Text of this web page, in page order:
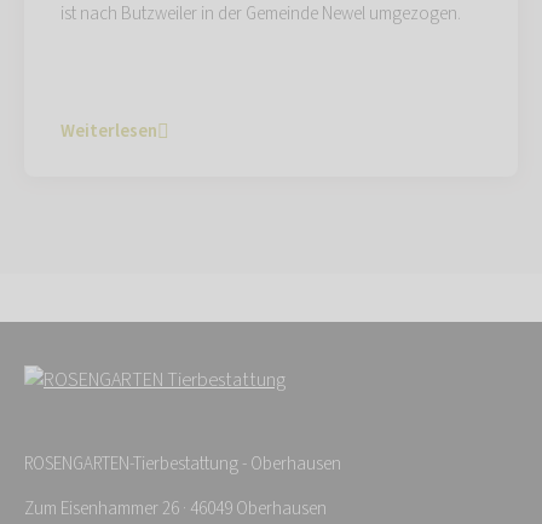
ist nach Butzweiler in der Gemeinde Newel umgezogen.
Weiterlesen
ROSENGARTEN-Tierbestattung - Oberhausen
Zum Eisenhammer 26 · 46049 Oberhausen